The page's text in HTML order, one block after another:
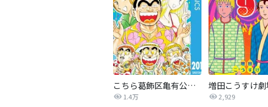
こちら葛飾区亀有公園前派出所
1.4万 2,929